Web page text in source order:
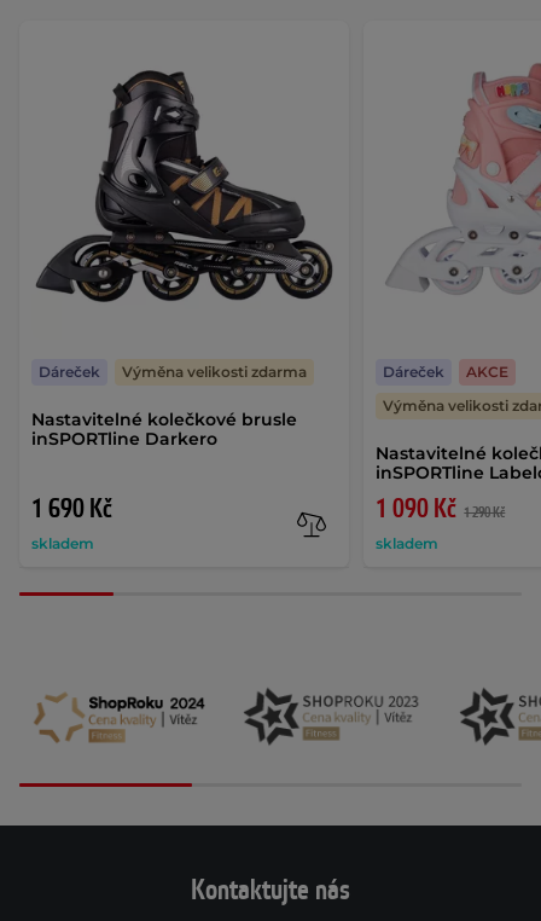
Nastavitelné kolečkové brusle
inSPORTline Darkero
1 690 Kč
skladem
Dáreček Výměna velikosti zdarma
Nastavitelné
inSPORTline
1 090 Kč 1 290 Kč
skladem
Dáreček
AKCE
Výměna velikosti
Kontaktujte nás